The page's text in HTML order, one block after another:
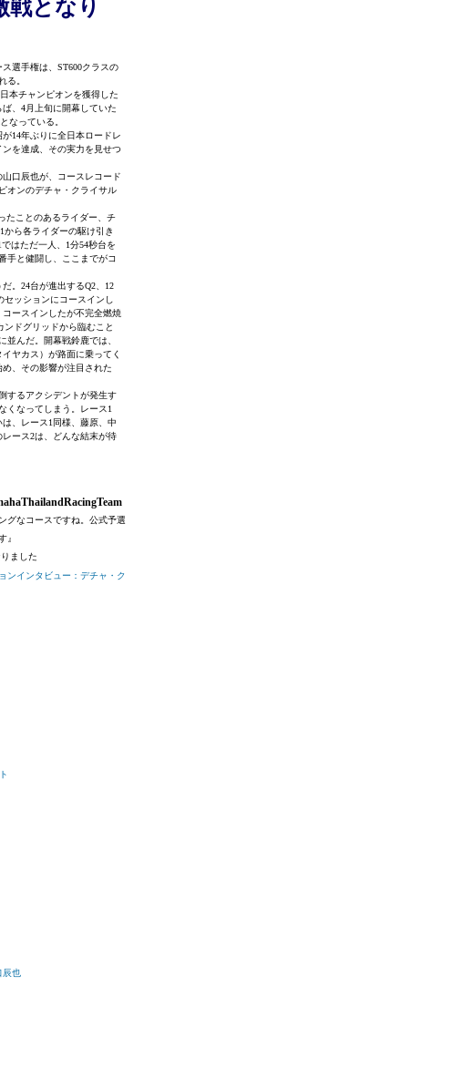
戦となり
選手権は、ST600クラスの
る。
本チャンピオンを獲得した
、4月上旬に開幕していた
なっている。
14年ぶりに全日本ロードレ
を達成、その実力を見せつ
口辰也が、コースレコード
オンのデチャ・クライサル
たことのあるライダー、チ
ら各ライダーの駆け引き
はただ一人、1分54秒台を
手と健闘し、ここまでがコ
。24台が進出するQ2、12
セッションにコースインし
ースインしたが不完全燃焼
ドグリッドから臨むこと
並んだ。開幕戦鈴鹿では、
ヤカス）が路面に乗ってく
、その影響が注目された
するアクシデントが発生す
くなってしまう。レース1
、レース1同様、藤原、中
ース2は、どんな結末が待
グなコースですね。公式予選
』
ました
ンインタビュー：デチャ・ク
辰也